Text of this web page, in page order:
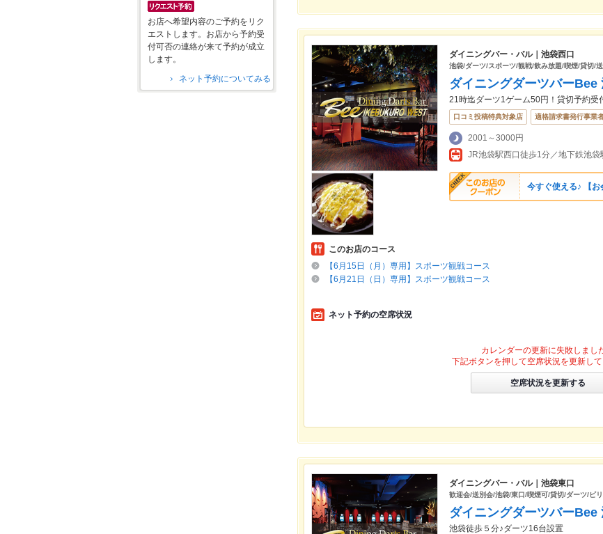
お店へ希望内容のご予約をリク
エストします。お店から予約受
付可否の連絡が来て予約が成立
します。
ネット予約についてみる
ダイニングバー・バル｜池袋西口
池袋/ダーツ/スポーツ/観戦/飲み放題/喫煙/貸切/
ダイニングダーツバーBee
21時迄ダーツ1ゲーム50円！貸切予約受
口コミ投稿特典対象店 適格請求書発行事業
2001～3000円
今すぐ使える♪ 【お
このお店のコース
【6月15日（月）専用】スポーツ観戦コース
【6月21日（日）専用】スポーツ観戦コース
ネット予約の空席状況
カレンダーの更新に失敗しまし
下記ボタンを押して空席状況を更新して
空席状況を更新する
ダイニングバー・バル｜池袋東口
歓迎会/送別会/池袋/東口/喫煙可/貸切/ダーツ/ビ
ダイニングダーツバーBee
池袋徒歩５分♪ダーツ16台設置